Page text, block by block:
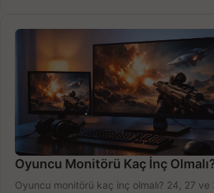
Oyuncu Monitörü Kaç İnç
Oyuncu monitörü kaç inç olmalı? 24, 27 ve